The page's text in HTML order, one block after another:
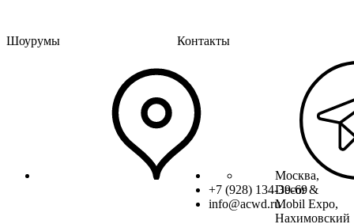
Контакты
+7 (928) 134-39-69
info@acwd.ru
Шоурумы
Москва,
Decor &
Mobil Expo,
Нахимовский